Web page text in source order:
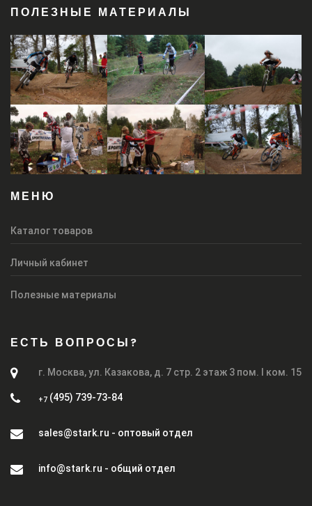
ПОЛЕЗНЫЕ МАТЕРИАЛЫ
МЕНЮ
Каталог товаров
Личный кабинет
Полезные материалы
ЕСТЬ ВОПРОСЫ?
г. Москва, ул. Казакова, д. 7 стр. 2 этаж 3 пом. I ком. 15
+7 (495) 739-73-84
sales@stark.ru - оптовый отдел
info@stark.ru - общий отдел